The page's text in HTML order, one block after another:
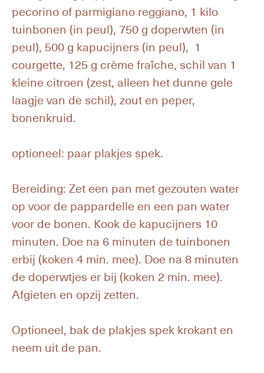
pecorino of parmigiano reggiano, 1 kilo
tuinbonen (in peul), 750 g doperwten (in
peul), 500 g kapucijners (in peul), 1
courgette, 125 g crème fraîche, schil van 1
kleine citroen (zest, alleen het dunne gele
laagje van de schil), zout en peper,
bonenkruid.
optioneel: paar plakjes spek.
Bereiding: Zet een pan met gezouten water
op voor de pappardelle en een pan water
voor de bonen. Kook de kapucijners 10
minuten. Doe na 6 minuten de tuinbonen
erbij (koken 4 min. mee). Doe na 8 minuten
de doperwtjes er bij (koken 2 min. mee).
Afgieten en opzij zetten.
Optioneel, bak de plakjes spek krokant en
neem uit de pan.